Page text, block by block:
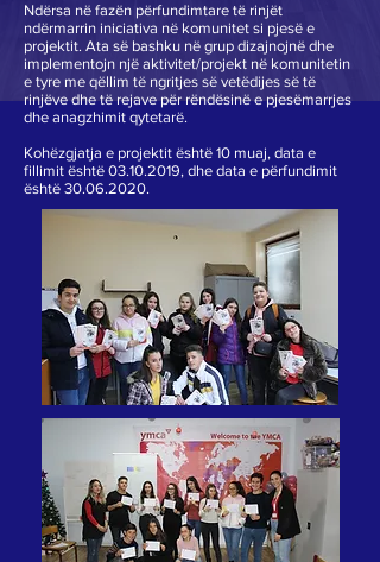
Ndërsa në fazën përfundimtare të rinjët
ndërmarrin iniciativa në komunitet si pjesë e
projektit. Ata së bashku në grup dizajnojnë dhe
implementojn një aktivitet/projekt në komunitetin
e tyre me qëllim të ngritjes së vetëdijes së të
rinjëve dhe të rejave për rëndësinë e pjesëmarrjes
dhe anagzhimit qytetarë.
Kohëzgjatja e projektit është 10 muaj, data e
fillimit është 03.10.2019, dhe data e përfundimit
është 30.06.2020.